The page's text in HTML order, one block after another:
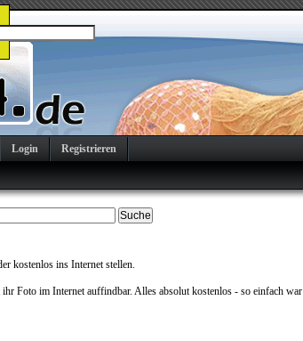
Login Registrieren
kostenlos ins Internet stellen.
Foto im Internet auffindbar. Alles absolut kostenlos - so einfach war